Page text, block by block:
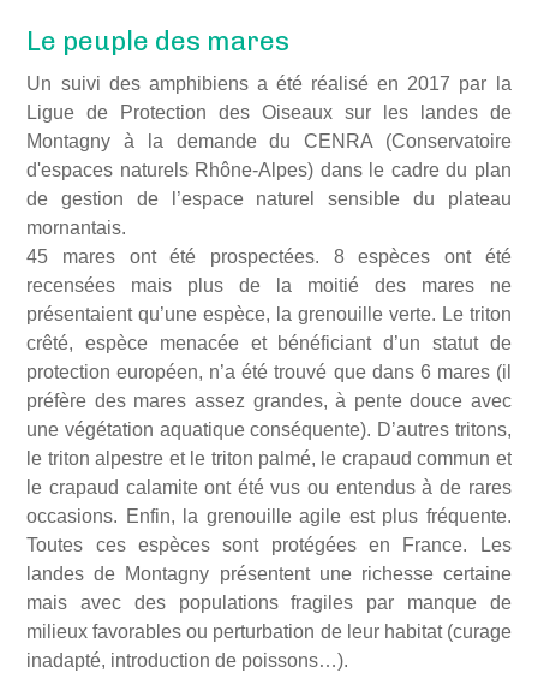
Le peuple des mares
Un suivi des amphibiens a été réalisé en 2017 par la
Ligue de Protection des Oiseaux sur les landes de
Montagny à la demande du CENRA (Conservatoire
d'espaces naturels Rhône-Alpes) dans le cadre du plan
de gestion de l’espace naturel sensible du plateau
mornantais.
45 mares ont été prospectées. 8 espèces ont été
recensées mais plus de la moitié des mares ne
présentaient qu’une espèce, la grenouille verte. Le triton
crêté, espèce menacée et bénéficiant d’un statut de
protection européen, n’a été trouvé que dans 6 mares (il
préfère des mares assez grandes, à pente douce avec
une végétation aquatique conséquente). D’autres tritons,
le triton alpestre et le triton palmé, le crapaud commun et
le crapaud calamite ont été vus ou entendus à de rares
occasions. Enfin, la grenouille agile est plus fréquente.
Toutes ces espèces sont protégées en France. Les
landes de Montagny présentent une richesse certaine
mais avec des populations fragiles par manque de
milieux favorables ou perturbation de leur habitat (curage
inadapté, introduction de poissons…).